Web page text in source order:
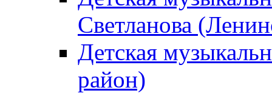
Светланова
Детская
район)